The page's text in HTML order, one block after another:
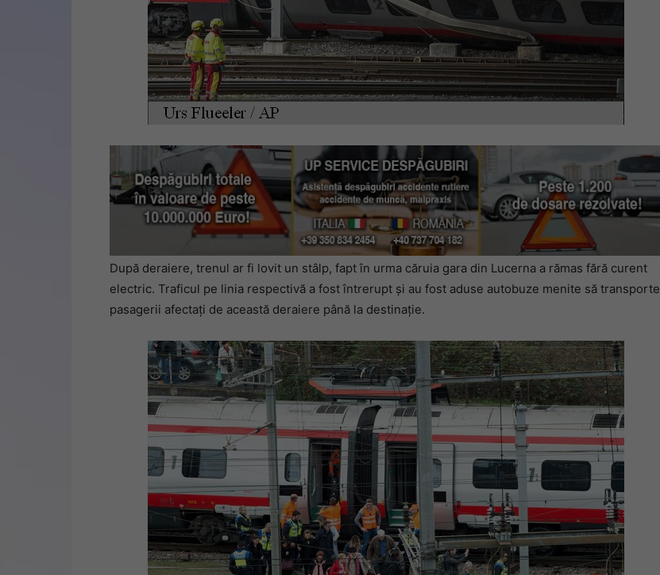
După deraiere, trenul ar fi lovit un stâlp, fapt în urma căruia gara din Lucerna a rămas fără curent
electric. Traficul pe linia respectivă a fost întrerupt și au fost aduse autobuze menite să transporte
pasagerii afectați de această deraiere până la destinație.